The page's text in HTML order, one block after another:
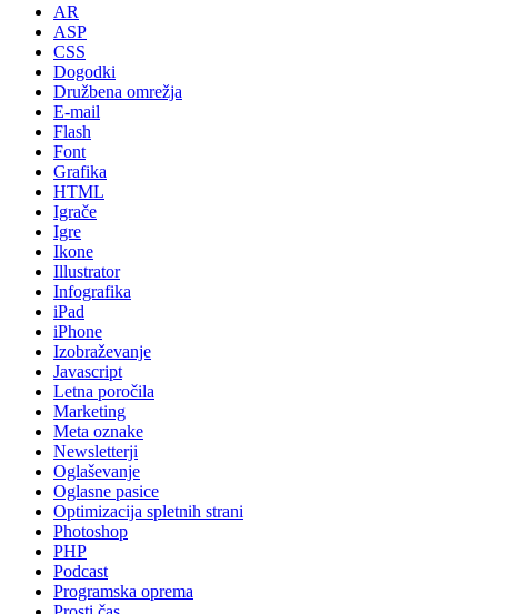
AR
ASP
CSS
Dogodki
Družbena omrežja
E-mail
Flash
Font
Grafika
HTML
Igrače
Igre
Ikone
Illustrator
Infografika
iPad
iPhone
Izobraževanje
Javascript
Letna poročila
Marketing
Meta oznake
Newsletterji
Oglaševanje
Oglasne pasice
Optimizacija spletnih strani
Photoshop
PHP
Podcast
Programska oprema